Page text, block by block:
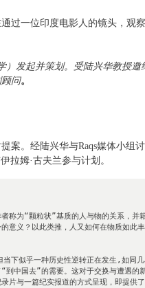
过一位印度电影人的镜头，观
发起并策划。受陆兴华教授邀
问。
案。经陆兴华与Raqs媒体小组
拉姆·古夫兰参与计划。
称为“颗粒状”基质的人与物的关系，并
意义？以此类推，人又如何在物质如此
下似乎一种历史性逆转正在发生,如同
到中国去”的需要。这对于交换与遭遇的
片与一篇纪实报道的方式呈现，即提供